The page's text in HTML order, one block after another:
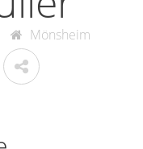
Mönsheim